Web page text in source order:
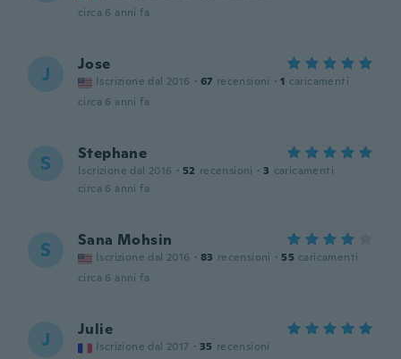
circa 6 anni fa
J Jose
Iscrizione dal 2016 · 67 recensioni · 1 caricamenti
circa 6 anni fa
S Stephane
Iscrizione dal 2016 · 52 recensioni · 3 caricamenti
circa 6 anni fa
S Sana Mohsin
Iscrizione dal 2016 · 83 recensioni · 55 caricamenti
circa 6 anni fa
J Julie
Iscrizione dal 2017 · 35 recensioni